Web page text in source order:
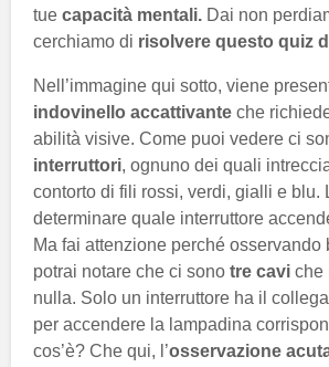
tue capacità mentali. Dai non
cerchiamo di risolvere questo quiz
Nell’immagine qui sotto, viene
indovinello accattivante che
abilità visive. Come puoi vedere ci
interruttori, ognuno dei quali
contorto di fili rossi, verdi, gialli e blu.
determinare quale interruttore
Ma fai attenzione perché osservando
potrai notare che ci sono tre cavi che
nulla. Solo un interruttore ha il
per accendere la lampadina
cos’è? Che qui, l’osservazione